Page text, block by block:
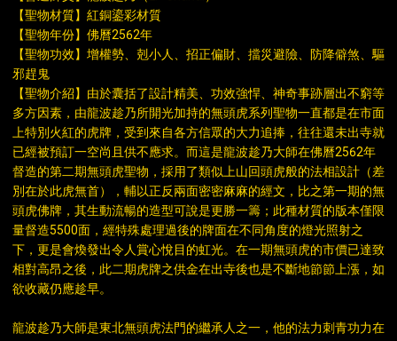
【聖物材質】紅銅鎏彩材質
【聖物年份】佛曆2562年
【聖物功效】增權勢、剋小人、招正偏財、擋災避險、防降僻煞、驅
邪趕鬼
【聖物介紹】由於囊括了設計精美、功效強悍、神奇事跡層出不窮等
多方因素，由龍波趁乃所開光加持的無頭虎系列聖物一直都是在市面
上特別火紅的虎牌，受到來自各方信眾的大力追捧，往往還未出寺就
已經被預訂一空尚且供不應求。而這是龍波趁乃大師在佛曆2562年
督造的第二期無頭虎聖物，採用了類似上山回頭虎般的法相設計（差
別在於此虎無首），輔以正反兩面密密麻麻的經文，比之第一期的無
頭虎佛牌，其生動流暢的造型可說是更勝一籌；此種材質的版本僅限
量督造5500面，經特殊處理過後的牌面在不同角度的燈光照射之
下，更是會煥發出令人賞心悅目的虹光。在一期無頭虎的市價已達致
相對高昂之後，此二期虎牌之供金在出寺後也是不斷地節節上漲，如
欲收藏仍應趁早。
龍波趁乃大師是東北無頭虎法門的繼承人之一，他的法力刺青功力在